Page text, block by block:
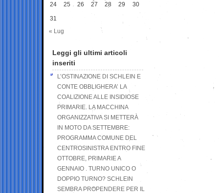
24 25 26 27 28 29 30
31
« Lug
Leggi gli ultimi articoli
inseriti
L’OSTINAZIONE DI SCHLEIN E
CONTE OBBLIGHERA’ LA
COALIZIONE ALLE INSIDIOSE
PRIMARIE. LA MACCHINA
ORGANIZZATIVA SI METTERÀ
IN MOTO DA SETTEMBRE:
PROGRAMMA COMUNE DEL
CENTROSINISTRA ENTRO FINE
OTTOBRE, PRIMARIE A
GENNAIO . TURNO UNICO O
DOPPIO TURNO? SCHLEIN
SEMBRA PROPENDERE PER IL